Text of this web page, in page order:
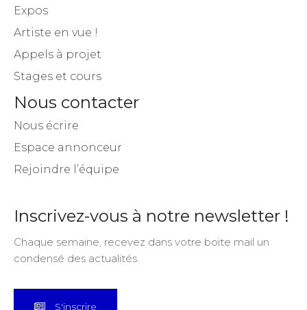
Expos
Artiste en vue !
Appels à projet
Stages et cours
Nous contacter
Nous écrire
Espace annonceur
Rejoindre l’équipe
Inscrivez-vous à notre newsletter !
Chaque semaine, recevez dans votre boite mail un
condensé des actualités.
S'inscrire